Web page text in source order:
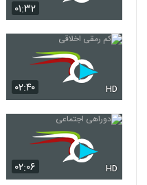
۰۱:۳۲
۰۲:۴۰ HD
۰۲:۰۶ HD